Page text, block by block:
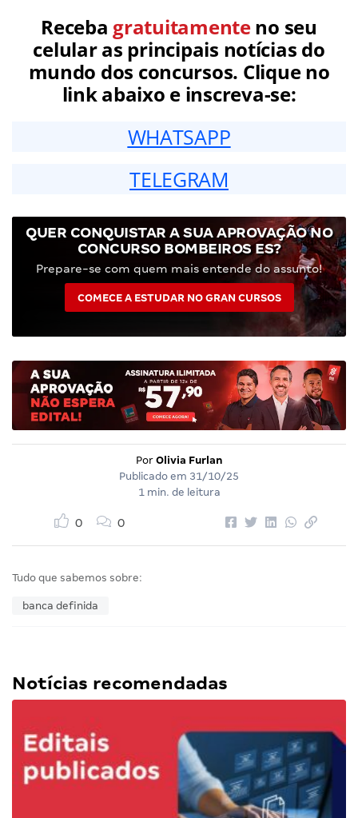
Receba gratuitamenteno seu
celular as principais notícias do
mundo dos concursos. Clique no
link abaixo e inscreva-se:
WHATSAPP
TELEGRAM
QUER CONQUISTAR A SUA APROVAÇÃO NO
CONCURSO BOMBEIROS ES?
Prepare-se com quem mais entende do assunto!
COMECE A ESTUDAR NO GRAN CURSOS
Por Olivia Furlan
Publicado em 31/10/25
1 min. de leitura
0 0
Tudo que sabemos sobre:
banca definida
Notícias recomendadas